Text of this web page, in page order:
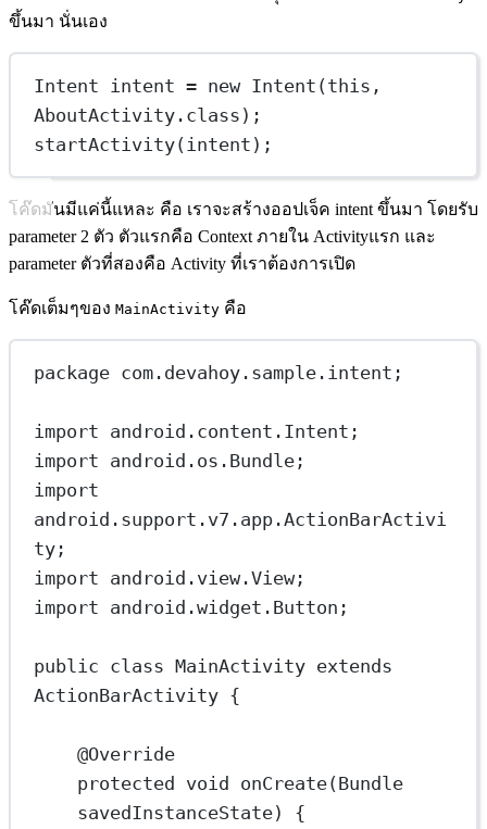
ขึ้นมา นั่นเอง
Intent intent = new Intent (this ,
AboutActivity.class);
startActivity(intent);
โค๊ดมันมีแค่นี้แหละ คือ เราจะสร้างออปเจ็ค intent ขึ้นมา โดยรับ
parameter 2 ตัว ตัวแรกคือ Context ภายใน Activityแรก และ
parameter ตัวที่สองคือ Activity ที่เราต้องการเปิด
โค๊ดเต็มๆของ MainActivity คือ
package com.devahoy.sample.intent;
import android.content.Intent;
import android.os.Bundle;
import
android.support.v7.app.ActionBarActivi
ty;
import android.view.View;
import android.widget.Button;
public class MainActivity extends
ActionBarActivity {
@Override
protected void onCreate
savedInstanceState) {